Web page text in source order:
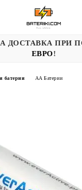
ДОСТАВКА ПРИ
ЕВРО!
батерии AA Батерии